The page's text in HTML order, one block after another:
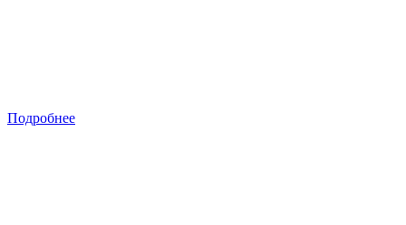
Подробнее